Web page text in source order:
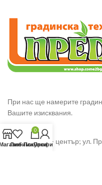
При нас ще намерите
Вашите изисквания.
гр. Сливен – център; ул.
Любими
0
Покупки
Профил